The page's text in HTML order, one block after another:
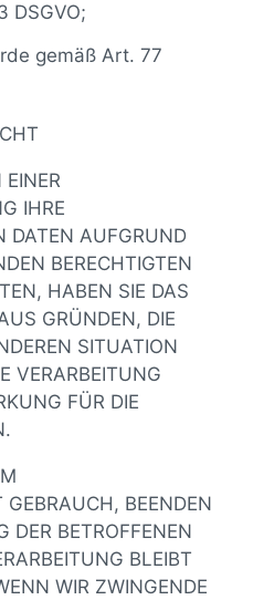
DSGVO;
gemäß Art. 77
IHRE
DATEN AUFGRUND
BERECHTIGTEN
HABEN SIE DAS
GRÜNDEN, DIE
SITUATION
VERARBEITUNG
FÜR DIE
GEBRAUCH, BEENDEN
DER BETROFFENEN
BLEIBT
WIR ZWINGENDE